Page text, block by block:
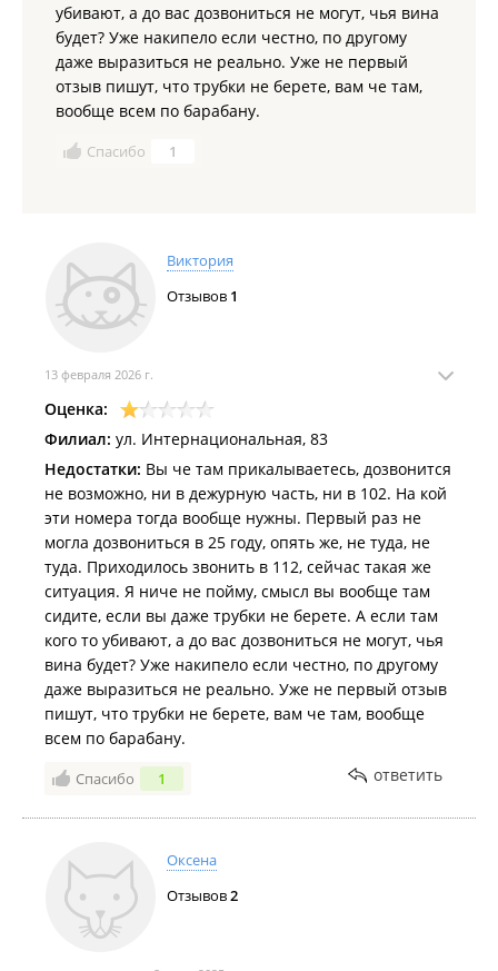
убивают, а до вас дозвониться не могут, чья вина
будет? Уже накипело если честно, по другому
даже выразиться не реально. Уже не первый
отзыв пишут, что трубки не берете, вам че там,
вообще всем по барабану.
Спасибо 1
Виктория
Отзывов 1
13 февраля 2026 г.
Оценка:
Филиал: ул. Интернациональная, 83
Недостатки: Вы че там прикалываетесь, дозвонится
не возможно, ни в дежурную часть, ни в 102. На кой
эти номера тогда вообще нужны. Первый раз не
могла дозвониться в 25 году, опять же, не туда, не
туда. Приходилось звонить в 112, сейчас такая же
ситуация. Я ниче не пойму, смысл вы вообще там
сидите, если вы даже трубки не берете. А если там
кого то убивают, а до вас дозвониться не могут, чья
вина будет? Уже накипело если честно, по другому
даже выразиться не реально. Уже не первый отзыв
пишут, что трубки не берете, вам че там, вообще
всем по барабану.
Спасибо 1 ответить
Оксена
Отзывов2